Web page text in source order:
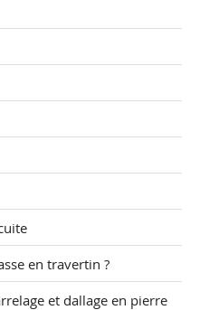
en travertin ?
et dallage en pierre